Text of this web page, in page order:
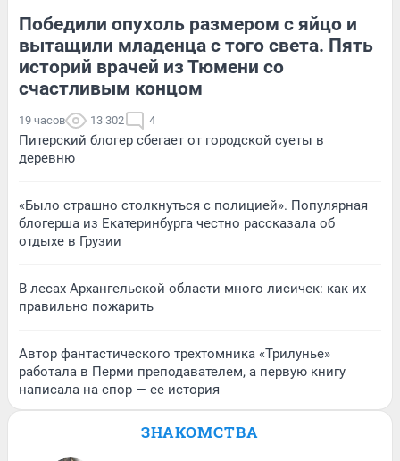
Победили опухоль размером с яйцо и
вытащили младенца с того света. Пять
историй врачей из Тюмени со
счастливым концом
19 часов 13 302 4
Питерский блогер сбегает от городской суеты в
деревню
«Было страшно столкнуться с полицией». Популярная
блогерша из Екатеринбурга честно рассказала об
отдыхе в Грузии
В лесах Архангельской области много лисичек: как их
правильно пожарить
Автор фантастического трехтомника «Трилунье»
работала в Перми преподавателем, а первую книгу
написала на спор — ее история
ЗНАКОМСТВА